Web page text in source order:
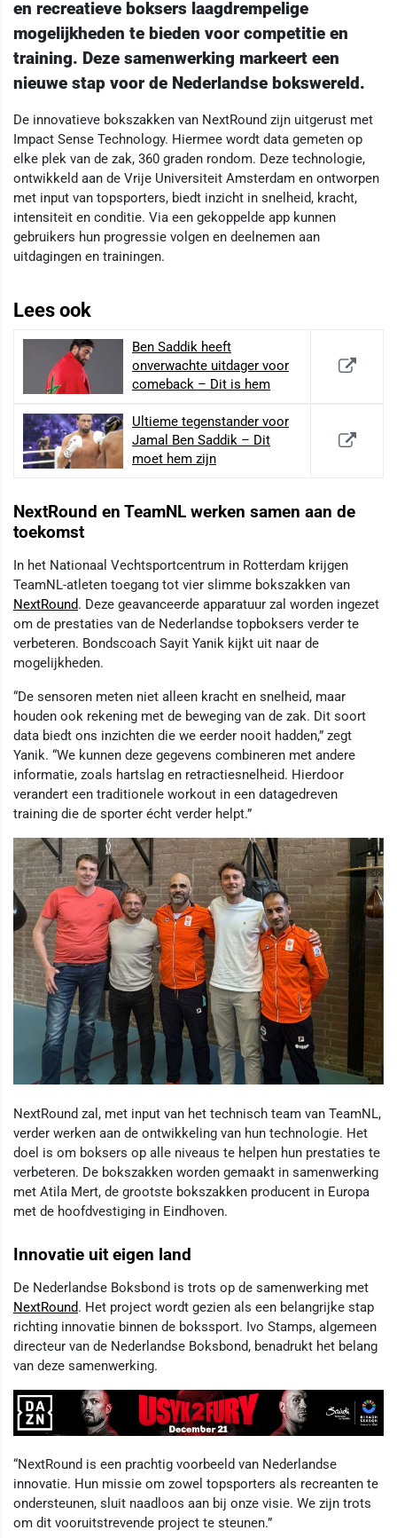
en recreatieve boksers laagdrempelige
mogelijkheden te bieden voor competitie en
training. Deze samenwerking markeert een
nieuwe stap voor de Nederlandse bokswereld.
De innovatieve bokszakken van NextRound zijn uitgerust met
Impact Sense Technology. Hiermee wordt data gemeten op
elke plek van de zak, 360 graden rondom. Deze technologie,
ontwikkeld aan de Vrije Universiteit Amsterdam en ontworpen
met input van topsporters, biedt inzicht in snelheid, kracht,
intensiteit en conditie. Via een gekoppelde app kunnen
gebruikers hun progressie volgen en deelnemen aan
uitdagingen en trainingen.
Lees ook
Ben Saddik heeft
onverwachte uitdager voor
comeback – Dit is hem
Ultieme tegenstander voor
Jamal Ben Saddik – Dit
moet hem zijn
NextRound en TeamNL werken samen aan de
toekomst
In het Nationaal Vechtsportcentrum in Rotterdam krijgen
TeamNL-atleten toegang tot vier slimme bokszakken van
NextRound. Deze geavanceerde apparatuur zal worden ingezet
om de prestaties van de Nederlandse topboksers verder te
verbeteren. Bondscoach Sayit Yanik kijkt uit naar de
mogelijkheden.
“De sensoren meten niet alleen kracht en snelheid, maar
houden ook rekening met de beweging van de zak. Dit soort
data biedt ons inzichten die we eerder nooit hadden,” zegt
Yanik. “We kunnen deze gegevens combineren met andere
informatie, zoals hartslag en retractiesnelheid. Hierdoor
verandert een traditionele workout in een datagedreven
training die de sporter écht verder helpt.”
NextRound zal, met input van het technisch team van TeamNL,
verder werken aan de ontwikkeling van hun technologie. Het
doel is om boksers op alle niveaus te helpen hun prestaties te
verbeteren. De bokszakken worden gemaakt in samenwerking
met Atila Mert, de grootste bokszakken producent in Europa
met de hoofdvestiging in Eindhoven.
Innovatie uit eigen land
De Nederlandse Boksbond is trots op de samenwerking met
NextRound. Het project wordt gezien als een belangrijke stap
richting innovatie binnen de bokssport. Ivo Stamps, algemeen
directeur van de Nederlandse Boksbond, benadrukt het belang
van deze samenwerking.
“NextRound is een prachtig voorbeeld van Nederlandse
innovatie. Hun missie om zowel topsporters als recreanten te
ondersteunen, sluit naadloos aan bij onze visie. We zijn trots
om dit vooruitstrevende project te steunen.”